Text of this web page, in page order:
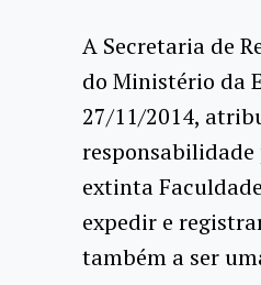
A Secretaria de
do Ministério da
27/11/2014,
responsabilidade
extinta
expedir e
também a ser